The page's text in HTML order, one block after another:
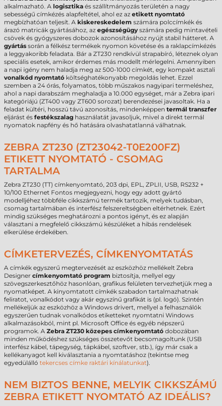
alkalmazható. A logisztika és szállítmányozás területén a nagy
sebességű címkézés alapfeltétel, ahol ez az etikett nyomtató
megbízhatóan teljesít. A kiskereskedelem számára polccímkék és
árazó matricák gyártásához, az egészségügy számára pedig mintavételi
csövek és gyógyszeres dobozok azonosításához nyújt stabil hátteret. A
gyártás során a félkész termékek nyomon követése és a raklapcímkézés
a leggyakoribb feladata. Bár a ZT230 rendkívül strapabíró, léteznek olyan
speciális esetek, amikor érdemes más modellt mérlegelni. Amennyiben
a napi igény nem haladja meg az 500-1000 címkét, egy kompakt asztali
vonalkód nyomtató költséghatékonyabb megoldás lehet. Ezzel
szemben a 24 órás, folyamatos, több műszakos nagyipari termeléshez,
ahol a napi darabszám meghaladja a 10.000 egységet, már a Zebra ipari
kategóriájú (ZT400 vagy ZT600 sorozat) berendezései javasoltak. Ha a
feladat kültéri, hosszú távú azonosítás, mindenképpen termál transzfer
eljárást és festékszalag használatát javasoljuk, mivel a direkt termál
nyomatok napfény és hő hatására olvashatatlanná válhatnak.
ZEBRA ZT230 (ZT23042-T0E200FZ)
ETIKETT NYOMTATÓ - CSOMAG
TARTALMA
Zebra ZT230 (TT) címkenyomtató, 203 dpi, EPL, ZPLII, USB, RS232 +
10/100 Ethernet Fontos megjegyezni, hogy egy adott gyártó
modelljéhez többféle cikkszámú termék tartozik, melyek tudásban,
csomag tartalmában és interfész felszereltségben eltérhetnek. Ezért
mindig szükséges meghatározni a pontos igényt, és ez alapján
választani a megfelelő cikkszámú készüléket a hibás rendelések
elkerülése érdekében.
CÍMKETERVEZÉS, CÍMKENYOMTATÁS
A címkék egyszerű megtervezését az eszközhöz mellékelt Zebra
Designer címkenyomtató program biztosítja, mellyel egy
szövegszerkesztőhöz hasonlóan, grafikus felületen tervezhetjük meg a
nyomatképet. A kinyomtatott címkék szabadon tartalmazhatnak
feliratot, vonalkódot vagy akár egyszínű grafikát is (pl. logó). Szintén
mellékeljük az eszközhöz a Windows drivert, mellyel a felhasználók
egyszerűen tudnak vonalkódos etiketteket nyomtatni Windows
alkalmazásokból, mint pl. Microsoft Office és egyéb népszerű
programok. A Zebra ZT230 közepes címkenyomtató dobozában
minden működéshez szükséges összetevőt becsomagoltunk (USB
interfész kábel, tápegység, tápkábel, szoftver, stb.), így már csak a
kellékanyagot kell kiválasztania a nyomtatáshoz (tekintse meg
egyedülálló tekercses címke raktári kínálatunkat).
NEM BIZTOS BENNE, MELYIK CIKKSZÁMÚ
ZEBRA ETIKETT NYOMTATÓ AZ IDEÁLIS?